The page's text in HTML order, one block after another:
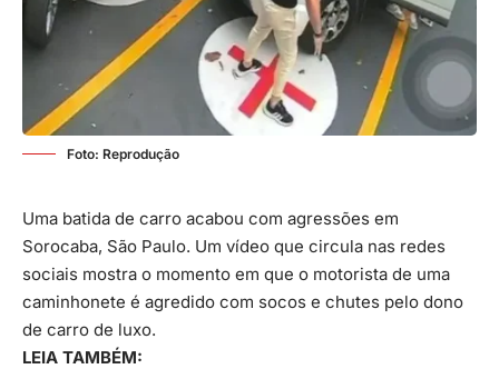
Foto: Reprodução
Uma batida de carro acabou com agressões em
Sorocaba, São Paulo. Um vídeo que circula nas redes
sociais mostra o momento em que o motorista de uma
caminhonete é agredido com socos e chutes pelo dono
de carro de luxo.
LEIA TAMBÉM: